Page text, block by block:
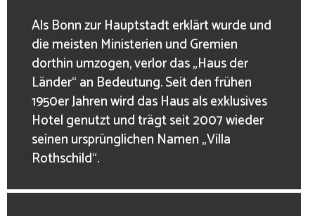
Als Bonn zur Hauptstadt erklärt wurde und
die meisten Ministerien und Gremien
dorthin umzogen, verlor das „Haus der
Länder“ an Bedeutung. Seit den frühen
1950er Jahren wird das Haus als exklusives
Hotel genutzt und trägt seit 2007 wieder
seinen ursprünglichen Namen „Villa
Rothschild“.